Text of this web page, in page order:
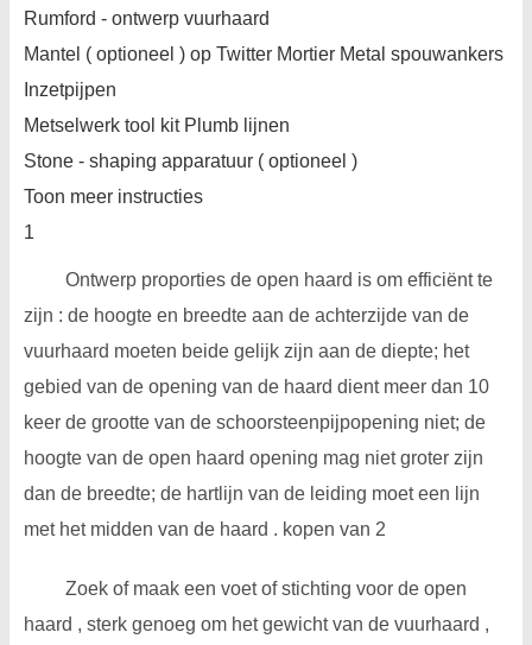
Rumford - ontwerp vuurhaard
Mantel ( optioneel ) op Twitter Mortier Metal spouwankers
Inzetpijpen
Metselwerk tool kit Plumb lijnen
Stone - shaping apparatuur ( optioneel )
Toon meer instructies
1
Ontwerp proporties de open haard is om efficiënt te
zijn : de hoogte en breedte aan de achterzijde van de
vuurhaard moeten beide gelijk zijn aan de diepte; het
gebied van de opening van de haard dient meer dan 10
keer de grootte van de schoorsteenpijpopening niet; de
hoogte van de open haard opening mag niet groter zijn
dan de breedte; de hartlijn van de leiding moet een lijn
met het midden van de haard . kopen van 2
Zoek of maak een voet of stichting voor de open
haard , sterk genoeg om het gewicht van de vuurhaard ,